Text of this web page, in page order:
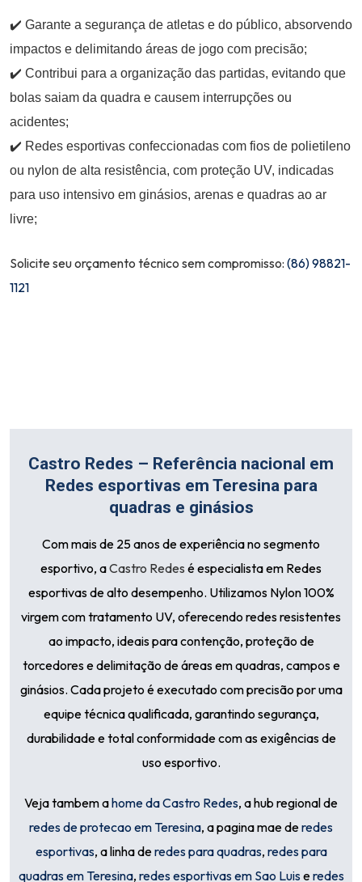
✔️ Garante a segurança de atletas e do público, absorvendo
impactos e delimitando áreas de jogo com precisão;
✔️ Contribui para a organização das partidas, evitando que
bolas saiam da quadra e causem interrupções ou
acidentes;
✔️ Redes esportivas confeccionadas com fios de polietileno
ou nylon de alta resistência, com proteção UV, indicadas
para uso intensivo em ginásios, arenas e quadras ao ar
livre;
Solicite seu orçamento técnico sem compromisso: (86) 98821-
1121
Castro Redes – Referência nacional em
Redes esportivas em Teresina para
quadras e ginásios
Com mais de 25 anos de experiência no segmento
esportivo, aCastro Redes é especialista em Redes
esportivas de alto desempenho. Utilizamos Nylon 100%
virgem com tratamento UV, oferecendo redes resistentes
ao impacto, ideais para contenção, proteção de
torcedores e delimitação de áreas em quadras, campos e
ginásios. Cada projeto é executado com precisão por uma
equipe técnica qualificada, garantindo segurança,
durabilidade e total conformidade com as exigências de
uso esportivo.
Veja tambem ahome da Castro Redes, a hub regional de
redes de protecao em Teresina, a pagina mae deredes
esportivas, a linha deredes para quadras, redes para
quadras em Teresina, redes esportivas em Sao Luiseredes